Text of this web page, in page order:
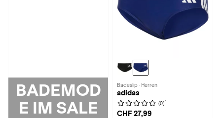
BADEMOD
E IM SALE
Badeslip · Herren
adidas
(0) 1
CHF 27,99